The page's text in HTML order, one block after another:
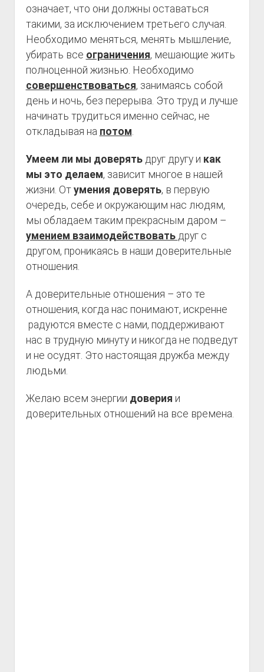
означает, что они должны оставаться
такими, за исключением третьего случая.
Необходимо меняться, менять мышление,
убирать все ограничения, мешающие жить
полноценной жизнью. Необходимо
совершенствоваться, занимаясь собой
день и ночь, без перерыва. Это труд и лучше
начинать трудиться именно сейчас, не
откладывая на потом
Умеем ли мы доверять друг другу и как
мы это делаем, зависит многое в нашей
жизни. От умения доверять, в первую
очередь, себе и окружающим нас людям,
мы обладаем таким прекрасным даром –
умением взаимодействовать друг с
другом, проникаясь в наши доверительные
отношения.
А доверительные отношения – это те
отношения, когда нас понимают, искренне
радуются вместе с нами, поддерживают
нас в трудную минуту и никогда не подведут
и не осудят. Это настоящая дружба между
людьми.
Желаю всем энергии доверия и
доверительных отношений на все времена.